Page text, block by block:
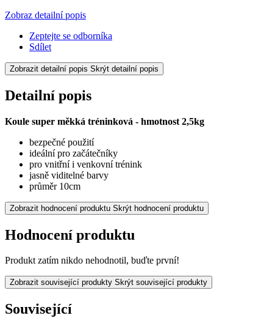
Zobraz detailní popis
Zeptejte se odborníka
Sdílet
Zobrazit detailní popis Skrýt detailní popis
Detailní popis
Koule super měkká tréninková - hmotnost 2,5kg
bezpečné použití
ideální pro začátečníky
pro vnitřní i venkovní trénink
jasně viditelné barvy
průměr 10cm
Zobrazit hodnocení produktu Skrýt hodnocení produktu
Hodnocení produktu
Produkt zatím nikdo nehodnotil, buďte první!
Zobrazit související produkty Skrýt související produkty
Související